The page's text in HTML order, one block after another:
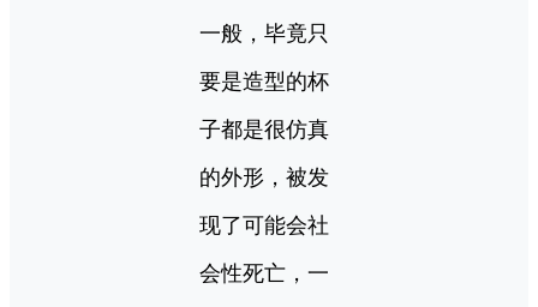
一般，毕竟只
要是造型的杯
子都是很仿真
的外形，被发
现了可能会社
会性死亡，一